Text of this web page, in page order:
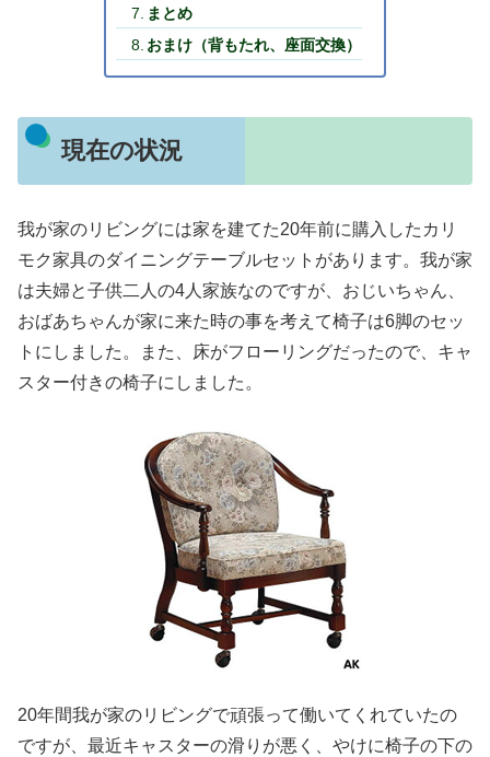
まとめ
おまけ（背もたれ、座面交換）
現在の状況
我が家のリビングには家を建てた20年前に購入したカリ
モク家具のダイニングテーブルセットがあります。我が家
は夫婦と子供二人の4人家族なのですが、おじいちゃん、
おばあちゃんが家に来た時の事を考えて椅子は6脚のセッ
トにしました。また、床がフローリングだったので、キャ
スター付きの椅子にしました。
20年間我が家のリビングで頑張って働いてくれていたの
ですが、最近キャスターの滑りが悪く、やけに椅子の下の